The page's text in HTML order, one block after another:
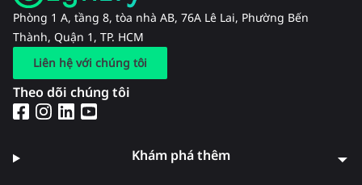
Phòng 1 A, tầng 8, tòa nhà AB, 76A Lê Lai, Phường Bến
Thành, Quận 1, TP. HCM
Liên hệ với chúng tôi
Theo dõi chúng tôi
Khám phá thêm